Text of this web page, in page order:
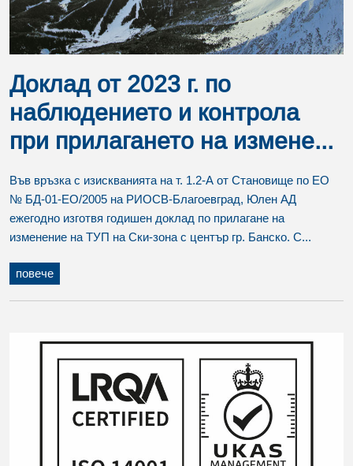
Доклад от 2023 г. по
наблюдението и контрола
при прилагането на измене...
Във връзка с изискванията на т. 1.2-А от Становище по ЕО
№ БД-01-ЕО/2005 на РИОСВ-Благоевград, Юлен АД
ежегодно изготвя годишен доклад по прилагане на
изменение на ТУП на Ски-зона с център гр. Банско. С...
повече